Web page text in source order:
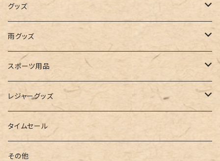
インナー
ビスチェ
レギンス
その他
レインシューズ
レースアップ
ルームシューズ
インソール
ローファー
エコバッグ
リュック
ハンドバッグ
ボストンバッグ
ワンショルダー
オフショルダー
バンドゥ
タンキニ
キャミキニ
フィットネス
男の子
ユニセックス
アクセサリー
マスクケース
グッズ
帽子
ストール・マフラー
手袋
ポーチ
パスケース
雨グッズ
レインコート
スポーツ用品
トレーニング・スポーツウェア
トレーニンググッズ
ヨガウェア
レジャーグッズ
ビーチグッズ
タイムセール
その他